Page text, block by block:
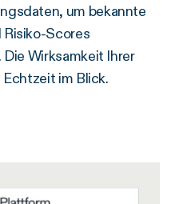
um bekannte
Risiko-Scores
Wirksamkeit Ihrer
Echtzeit im Blick.